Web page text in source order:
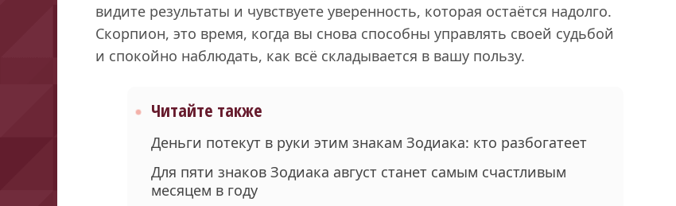
видите результаты и чувствуете уверенность, которая остаётся надолго.
Скорпион, это время, когда вы снова способны управлять своей судьбой
и спокойно наблюдать, как всё складывается в вашу пользу.
Читайте также
Деньги потекут в руки этим знакам Зодиака: кто разбогатеет
Для пяти знаков Зодиака август станет самым счастливым
месяцем в году